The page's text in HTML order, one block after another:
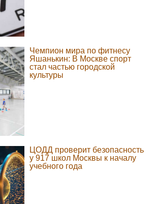
Чемпион мира по фитнесу
Яшанькин: В Москве спорт
стал частью городской
культуры
ЦОДД проверит безопасность
у 917 школ Москвы к началу
учебного года